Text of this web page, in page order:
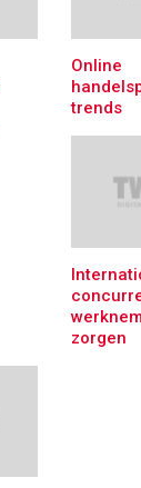
Online
trends
zorgen